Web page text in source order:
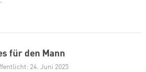
für den Mann
24. Juni 2025